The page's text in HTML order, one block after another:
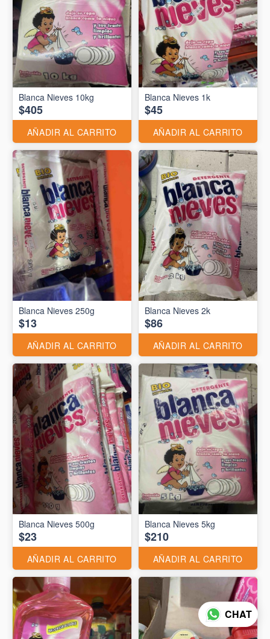
Blanca Nieves 10kg
$405
AÑADIR AL CARRITO
Blanca Nieves 1k
$45
AÑADIR AL CARRITO
Blanca Nieves 250g
$13
AÑADIR AL CARRITO
Blanca Nieves 2k
$86
AÑADIR AL CARRITO
Blanca Nieves 500g
$23
AÑADIR AL CARRITO
Blanca Nieves 5kg
$210
AÑADIR AL CARRITO
CHAT